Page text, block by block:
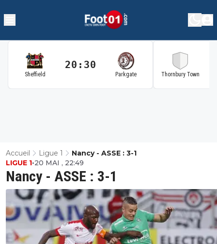
Sheffield
20:30
Parkgate Thornbury Town
Accueil Ligue 1 Nancy - ASSE : 3-1
Nancy - ASSE : 3-1
LIGUE 1•20 MAI , 22:49